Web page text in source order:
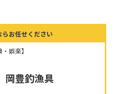
お任せください
・娯楽】
豊釣漁具